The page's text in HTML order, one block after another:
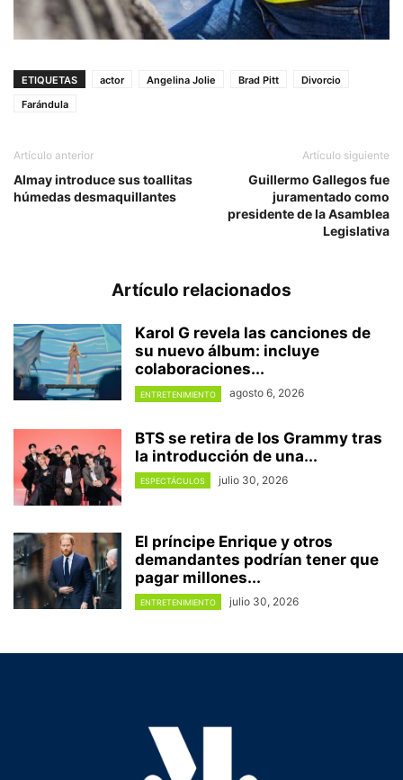
ETIQUETAS actor Angelina Jolie Brad Pitt
Divorcio
Farándula
Artículo anterior
Almay introduce sus toallitas
húmedas desmaquillantes
Artículo siguiente
Guillermo Gallegos fue
juramentado como
presidente de la Asamblea
Legislativa
Artículo relacionados
Karol G revela las canciones de
su nuevo álbum: incluye
colaboraciones...
ENTRETENIMIENTO agosto 6, 2026
BTS se retira de los Grammy tras
la introducción de una...
ESPECTÁCULOS julio 30, 2026
El príncipe Enrique y otros
demandantes podrían tener que
pagar millones...
ENTRETENIMIENTO julio 30, 2026